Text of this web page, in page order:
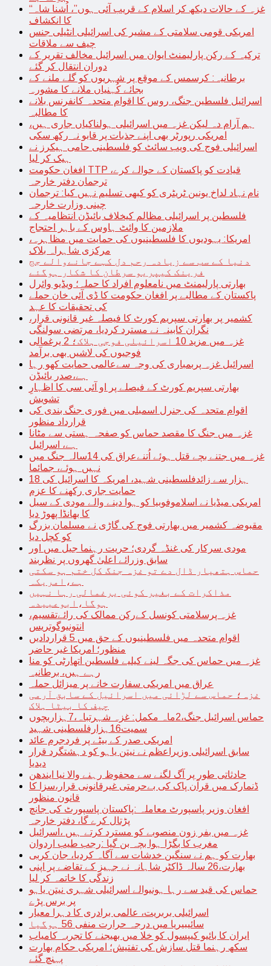
“غزہ کے حالات دیکھ کر اسلام کے قریب آئی ہوں”، اُشنا شاہ
کا انکشاف
امریکی قومی سلامتی کے مشیر کی اسرائیلی انٹیلی جنس
چیف سے ملاقات
ترکیہ کے رکن پارلیمنٹ ایوان میں اسرائیل مخالف تقریر کے
دوران انتقال کر گئے
برطانیہ: کرسمس کے موقع پر شہریوں کو گلے ملنے کے
بجائے کُہنیاں ملانے کا مشورہ
اسرائیل فلسطین جنگ، روس کا اقوام متحدہ کانفرنس بلانے
کا مطالبہ
ہم آرام دہ لیکن غزہ میں اسرائیلی ہولناکیاں جاری ہیں،
امریکی رپورٹر بھی اپنے جذبات پر قابو نہ رکھ سکی
اسرائیلی فوج کی ویب سائٹ کو فلسطینی حامی ہیکرز نے
ہیک کر لیا
افغان حکومت TTP قیادت کو پاکستان کے حوالے کرے،
ترجمان دفتر خارجہ
نام نہاد لداخ یونین ٹریٹری کو کبھی تسلیم نہیں کیا: ترجمان
چینی وزارت خارجہ
فلسطین پر اسرائیلی مظالم کیخلاف بائیڈن انتظامیہ کے
ملازمین کا وائٹ ہاوس کے باہر احتجاج
امریکا: یہودیوں کا فلسطینیوں کی حمایت میں مظاہرہ،
مرکزی شاہراہ بلاک
دنیا کے سب سے زیادہ رحم دل کہے جانےوالے جج
فرینک کیپریو سرطان کا شکار ہوگئے
بھارتی پارلیمنٹ میں نامعلوم افراد کا حملہ؛ ویڈیو وائرل
پاکستان کے مطالبے پر افغان حکومت کا ڈی آئی خان حملے
کی تحقیقات کا عہد
کشمیر پر بھارتی سپریم کورٹ کا فیصلہ غیر قانونی قرار،
نگران کابینہ نے مسترد کردیا، مرتضی سولنگی
غزہ میں مزید 10 اسرائیلی فوجی ہلاک؛ 2 یرغمالی
فوجیوں کی لاشیں بھی برآمد
اسرائیل غزہ پربمباری کی وجہ سےعالمی حمایت کھو رہا
ہے،صدر بائیڈن
بھارتی سپریم کورٹ کے فیصلے پر او آئی سی کا اظہارِ
تشویش
اقوام متحدہ کی جنرل اسمبلی میں فوری جنگ بندی کی
قرارداد منظور
غزہ میں جنگ کا مقصد حماس کو صفحہ ہستی سے مٹانا
ہے، اسرائیل
غزہ میں جتنے بچے قتل ہوئے اُتنےعراق کی 14سالہ جنگ میں
نہیں ہوئے، جمائما
18 ہزار سے زائدفلسطینی شہید، امریکہ کا اسرائیل کی
حمایت جاری رکھنے کا عزم
امریکی میڈیا نے اسلاموفوبیا کو ہوا دینے والے مودی کے سیل
کا بھانڈا پھوڑ دیا
مقبوضہ کشمیر میں بھارتی فوج کی گاڑی نے مسلمان بزرگ
کو کچل دیا
مودی سرکار کی غنڈہ گردی؛ حریت رہنما جیل میں اور
سابق وزرائے اعلیٰ گھروں پر نظربند
حماس ہتھیار ڈال دے تو غزہ جنگ کل ختم ہو سکتی
ہے،امریکہ
مذاکرات کے بغیر کوئی یرغمالی رہا نہیں
ہوگا،ابوعبیدہ
غزہ پرسلامتی کونسل کےرکن ممالک کی رائےتقسیم،
انتونیوگوتریس
اقوام متحدہ میں فلسطینیوں کے حق میں 5 قراردادیں
منظور؛ امریکا غیر حاضر
غزہ میں حماس کی جگہ لینے کیلیے فلسطین اتھارٹی کو منا
رہے ہیں، برطانیہ
عراق میں امریکی سفارت خانے پر میزائل حملہ
غزہ؛ حماس سے لڑائی میں اسرائیل کے سابق آرمی
چیف کا بیٹا ہلاک
حماس اسرائیل جنگ،2ماہ مکمل: غزہ شہرتباہ،7ہزاربچوں
سمیت16ہزارفلسطینی شہید
امریکی صدر کے بیٹے پر فردجرم عائد
سابق اسرائیلی وزیراعظم نے نیتن یاہو کو دہشتگرد قرار
دیدیا
حادثاتی طور پر آگ لگنے سے محفوظ رہنے والا نیا ایندھن
ڈنمارک میں قرآن پاک کی بےحرمتی غیرقانونی قرار،سزا کا
قانون منظور
افغان وزیر پاسپورٹ معاملہ :پاکستان پاسپورٹ کی جانچ
پڑتال کرے گا، دفتر خارجہ
غزہ میں بفر زون منصوبے کو مسترد کرتے ہیں ،اسرائیل
مغرب کا بگڑا ہوا بچہ بن گیا :رجب طیب اردوان
بھارت کو ہم نے سنگین خدشات سے آگاہ کردیا، جان کربی
بھارت،26 سالہ ڈاکٹر شاہانہ نے جہیز کے تقاضے پر اپنی
زندگی کا خاتمہ کر لیا
حماس کی قید سے رہا ہونیوالے اسرائیلی شہری نیتن یاہو
پر برس پڑے
اسرائیلی بربریت، عالمی برادری کا دہرا معیار
سائیبیریا میں درجہ حرارت منفی 56 ہوگیا
ایران کا بائیو کیپسول کو خلا میں بھیجنے کا تجربہ کامیاب
سکھ رہنما قتل سازش کی تفتیش؛ امریکی حکام بھارت
پہنچ گئے